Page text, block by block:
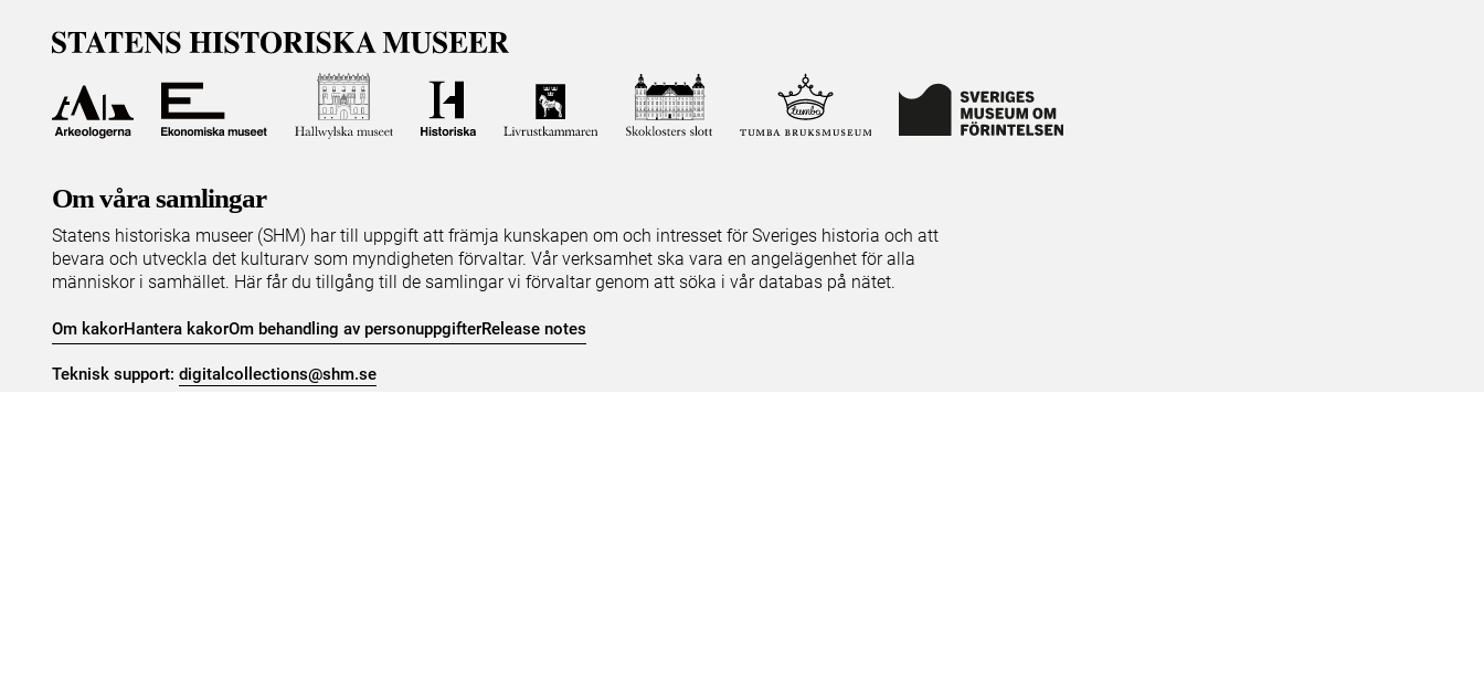
Om våra samlingar
Statens historiska museer (SHM) har till uppgift att främja kunskapen om och intresset för Sveriges historia och att
bevara och utveckla det kulturarv som myndigheten förvaltar. Vår verksamhet ska vara en angelägenhet för alla
människor i samhället. Här får du tillgång till de samlingar vi förvaltar genom att söka i vår databas på nätet.
Om kakorHantera kakorOm behandling av personuppgifterRelease notes
Teknisk support: digitalcollections@shm.se